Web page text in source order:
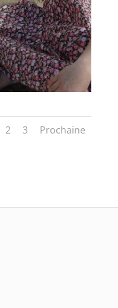
2 3 Prochaine